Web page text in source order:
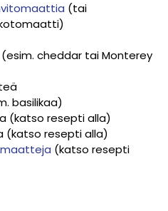
(tai
cheddar tai Monterey
basilikaa)
(katso resepti alla)
resepti alla)
(katso resepti